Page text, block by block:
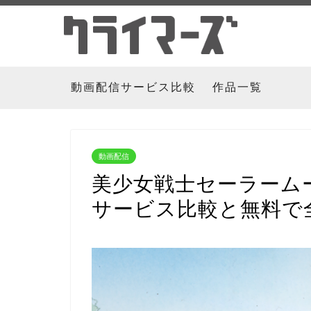
動画配信サービス比較 作品一覧
動画配信
美少女戦士セーラー
サービス比較と無料で